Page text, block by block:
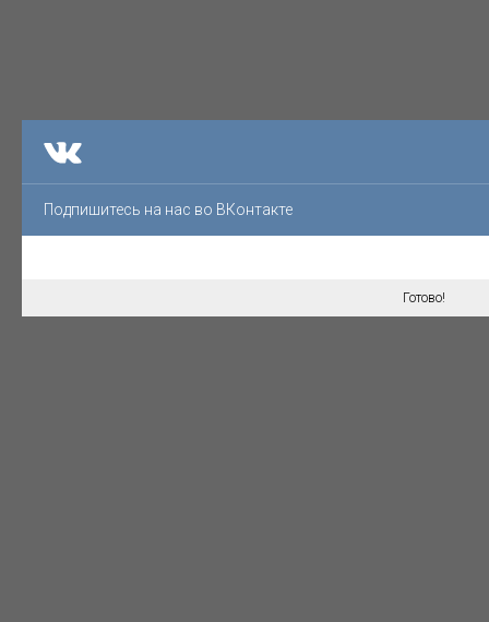
Подпишитесь на нас во ВКонтакте
Готово!